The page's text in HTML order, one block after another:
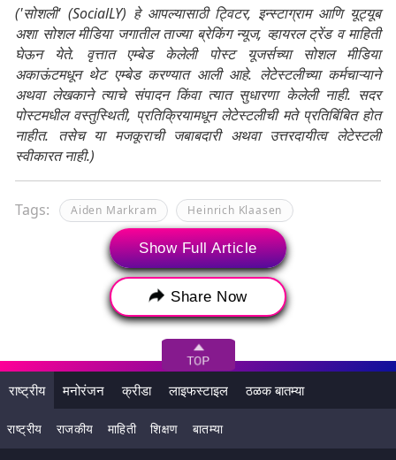
('सोशली' (SocialLY) हे आपल्यासाठी ट्विटर, इन्स्टाग्राम आणि यूट्यूब
अशा सोशल मीडिया जगातील ताज्या ब्रेकिंग न्यूज, व्हायरल ट्रेंड व माहिती
घेऊन येते. वृत्तात एम्बेड केलेली पोस्ट यूजर्सच्या सोशल मीडिया
अकाऊंटमधून थेट एम्बेड करण्यात आली आहे. लेटेस्टलीच्या कर्मचाऱ्याने
अथवा लेखकाने त्याचे संपादन किंवा त्यात सुधारणा केलेली नाही. सदर
पोस्टमधील वस्तुस्थिती, प्रतिक्रियामधून लेटेस्टलीची मते प्रतिबिंबित होत
नाहीत. तसेच या मजकूराची जबाबदारी अथवा उत्तरदायीत्व लेटेस्टली
स्वीकारत नाही.)
Tags: Aiden Markram Heinrich Klaasen
ICC T20 Cricket World Cup 2024
ICC T20 World Cup 2024 Final Ind vs SA
India vs south africa
India vs South Africa Final
Indian Natioanl Cricket Team
Indian Natioanl Cricket Team vs South Africa
Kuldeep Yadav Rohit Sharma South africa
Show Full Article
Share Now
राष्ट्रीय मनोरंजन क्रीडा लाइफस्टाइल ठळक बातम्या
राष्ट्रीय राजकीय माहिती शिक्षण बातम्या